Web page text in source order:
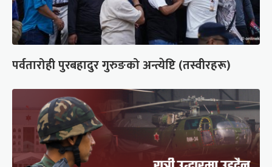
पर्वतारोही पुरबहादुर गुरुङको अन्त्येष्टि (तस्वीरहरू)